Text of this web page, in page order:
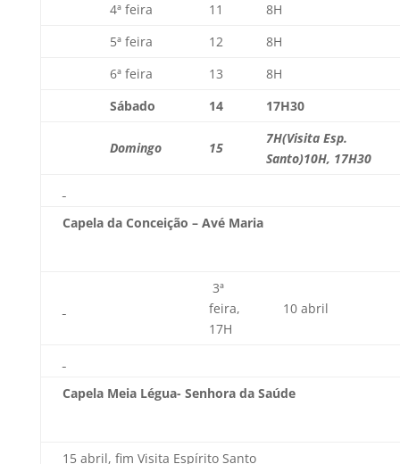
4ª feira
11
8H
5ª feira
12
8H
6ª feira
13
8H
Sábado
14 17H30
Domingo 15
7H(Visita Esp.
Santo)10H, 17H30
Capela da Conceição – Avé Maria
3ª
feira,
17H
10 abril
Capela Meia Légua- Senhora da Saúde
15 abril, fim Visita Espírito Santo